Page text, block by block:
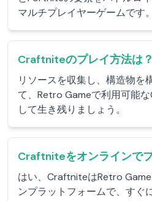
マルチプレイヤーゲームです。
Craftniteのプレイ方法は？
リソースを収集し、構造物を
て、Retro Gameで利用可能
して生き残りましょう。
Craftniteをオンラインで
はい、CraftniteはRetro
ンプラットフォームで、すぐ